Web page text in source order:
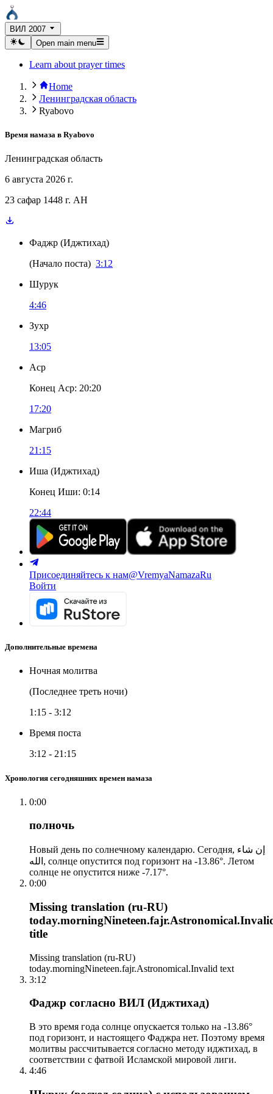
ВИЛ 2007
Open main menu
Learn about prayer times
Home
Ленинградская область
Ryabovo
Время намаза в Ryabovo
Ленинградская область
6 августа 2026 г.
23 сафар 1448 г. AH
Фаджр (Иджтихад)
(Начало поста) 3:12
Шурук
4:46
Зухр
13:05
Аср
Конец Аср: 20:20
17:20
Магриб
21:15
Иша (Иджтихад)
Конец Иши: 0:14
22:44
Присоединяйтесь к нам@VremyaNamazaRu
Войти
Дополнительные времена
Ночная молитва
(Последнее треть ночи)
1:15 - 3:12
Время поста
3:12 - 21:15
Хронология сегодняшних времен намаза
0:00
полночь
Новый день по солнечному календарю. Сегодня, إن شاء
الله, солнце опустится под горизонт на -13.86°. Летом
солнце не опустится ниже -7.17°.
0:00
Missing translation (ru-RU)
title
Missing translation (ru-RU)
today.morningNineteen.fajr.Astronomical.Invalid text
3:12
Фаджр согласно ВИЛ (Иджтихад)
В это время года солнце опускается только на -13.86°
под горизонт, и настоящего Фаджра нет. Поэтому время
молитвы рассчитывается согласно методу иджтихад, в
соответствии с фатвой Исламской мировой лиги.
4:46